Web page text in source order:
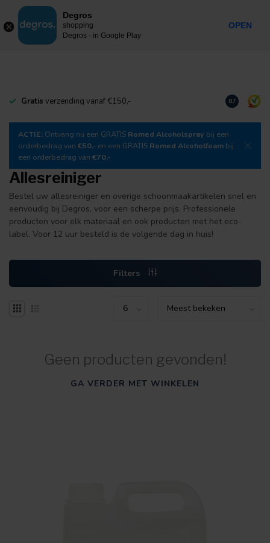
MENU
Gratis verzending vanaf €150,- Download
8.7
ACTIE: Ontvang nu een GRATIS Romed Alcoholspray bij een
orderbedrag van €50,- en een GRATIS Romed Alcoholfoam bij
een orderbedrag van €70,-
Allesreiniger
Bestel uw allesreiniger en overige schoonmaakartikelen snel en
eenvoudig bij Degros, voor een scherpe prijs. Professionele
producten voor elk materiaal en ook producten met het eco-
label. Voor 12 uur besteld is de volgende dag in huis!
Filters
Geen producten gevonden!
GA VERDER MET WINKELEN
Degros
shopping
Degros - in Google Play
OPEN